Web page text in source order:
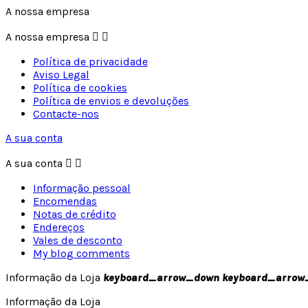
A nossa empresa
A nossa empresa  
Política de privacidade
Aviso Legal
Política de cookies
Política de envios e devoluções
Contacte-nos
A sua conta
A sua conta  
Informação pessoal
Encomendas
Notas de crédito
Endereços
Vales de desconto
My blog comments
Informação da Loja keyboard_arrow_down
Informação da Loja